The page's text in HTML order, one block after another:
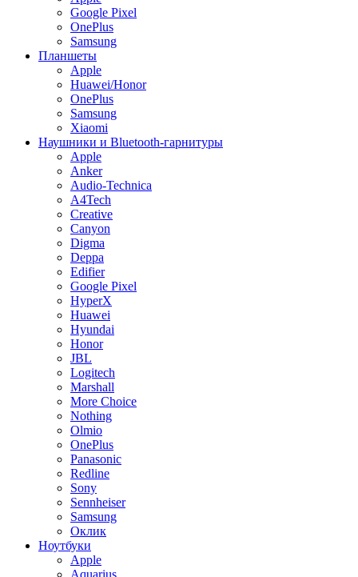
Google Pixel
OnePlus
Samsung
Планшеты
Apple
Huawei/Honor
OnePlus
Samsung
Xiaomi
Наушники и Bluetooth-гарнитуры
Apple
Anker
Audio-Technica
A4Tech
Creative
Canyon
Digma
Deppa
Edifier
Google Pixel
HyperX
Huawei
Hyundai
Honor
JBL
Logitech
Marshall
More Choice
Nothing
Olmio
OnePlus
Panasonic
Redline
Sony
Sennheiser
Samsung
Оклик
Ноутбуки
Apple